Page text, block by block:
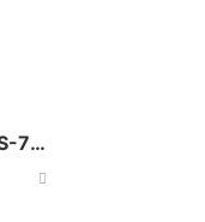
Derya MK-12 IPSC AS-700 Şarjörlü Av Tüfeği